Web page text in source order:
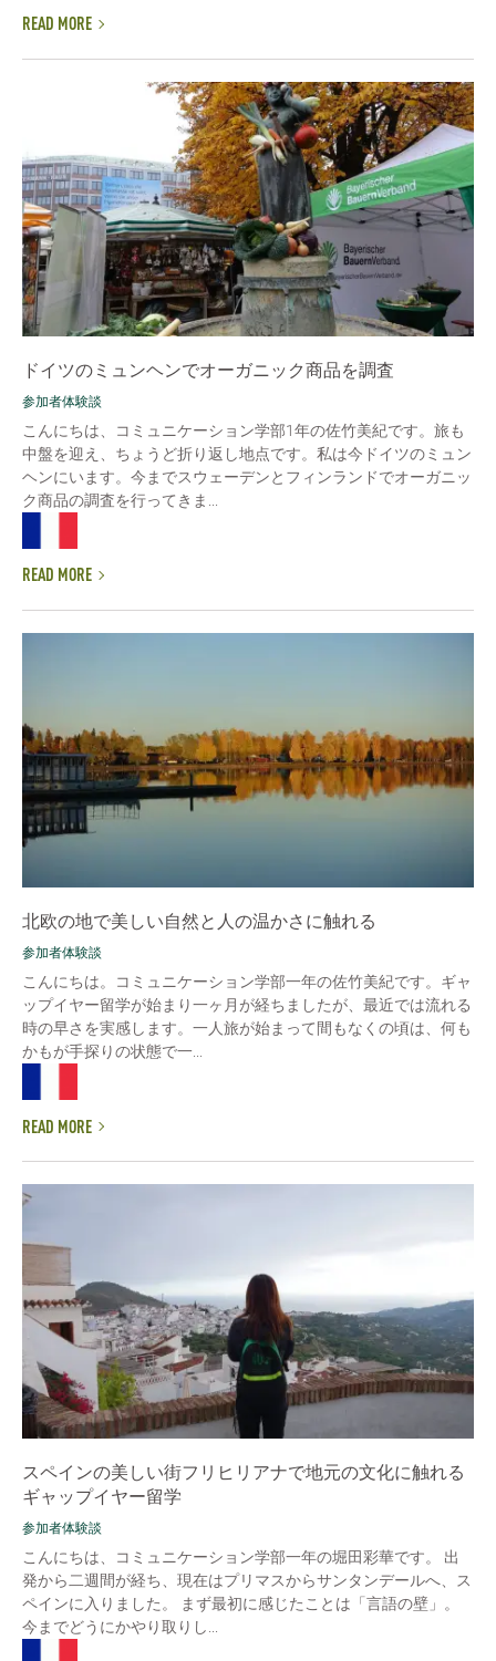
READ MORE
ドイツのミュンヘンでオーガニック商品を調査
参加者体験談
こんにちは、コミュニケーション学部1年の佐竹美紀です。旅も
中盤を迎え、ちょうど折り返し地点です。私は今ドイツのミュン
ヘンにいます。今までスウェーデンとフィンランドでオーガニッ
ク商品の調査を行ってきま...
READ MORE
北欧の地で美しい自然と人の温かさに触れる
参加者体験談
こんにちは。コミュニケーション学部一年の佐竹美紀です。ギャ
ップイヤー留学が始まり一ヶ月が経ちましたが、最近では流れる
時の早さを実感します。一人旅が始まって間もなくの頃は、何も
かもが手探りの状態で一...
READ MORE
スペインの美しい街フリヒリアナで地元の文化に触れる
ギャップイヤー留学
参加者体験談
こんにちは、コミュニケーション学部一年の堀田彩華です。 出
発から二週間が経ち、現在はプリマスからサンタンデールへ、ス
ペインに入りました。 まず最初に感じたことは「言語の壁」。
今までどうにかやり取りし...